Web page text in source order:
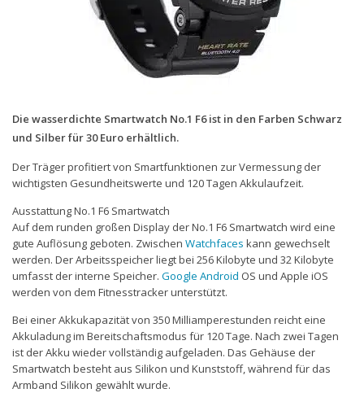
Mobilfunk-Vergleichsrechner
Mobilfunk-Tarifrechner
Flatrate-Datentarife
Die wasserdichte Smartwatch No.1 F6 ist in den Farben Schwarz
und Silber für 30 Euro erhältlich.
Der Träger profitiert von Smartfunktionen zur Vermessung der
wichtigsten Gesundheitswerte und 120 Tagen Akkulaufzeit.
Ausstattung No.1 F6 Smartwatch
Auf dem runden großen Display der No.1 F6 Smartwatch wird eine
gute Auflösung geboten. Zwischen Watchfaces kann gewechselt
werden. Der Arbeitsspeicher liegt bei 256 Kilobyte und 32 Kilobyte
umfasst der interne Speicher. Google Android OS und Apple iOS
werden von dem Fitnesstracker unterstützt.
Bei einer Akkukapazität von 350 Milliamperestunden reicht eine
Akkuladung im Bereitschaftsmodus für 120 Tage. Nach zwei Tagen
ist der Akku wieder vollständig aufgeladen. Das Gehäuse der
Smartwatch besteht aus Silikon und Kunststoff, während für das
Armband Silikon gewählt wurde.